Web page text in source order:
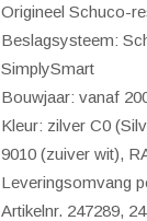
Origineel Schuco-
Beslagsysteem:
SimplySmart
Bouwjaar: vanaf
Kleur: zilver C0
9010 (zuiver wit),
Leveringsomvang
Artikelnr. 247289,